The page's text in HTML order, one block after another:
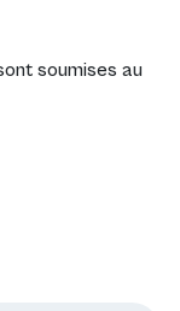
soumises au